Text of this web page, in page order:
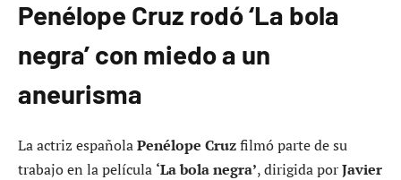
Penélope Cruz rodó ‘La bola
negra’ con miedo a un
aneurisma
La actriz españolaPenélope Cruzfilmó parte de su
trabajo en la película ‘La bola negra’, dirigida porJavier